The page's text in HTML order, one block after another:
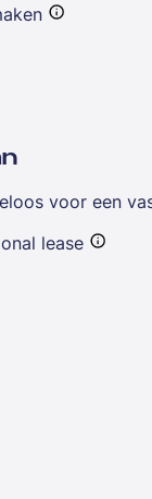
voor een
lease